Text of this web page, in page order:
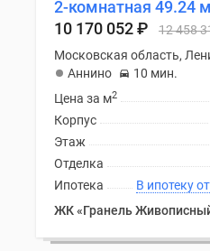
Рассрочка
Траншевая
коттеджи
Коттеджные
поселки
2-комнатная 49.24 м
10 170 052₽ 12 458
Аннино
10 мин.
Цена за м2
Корпус
Этаж
Отделка
Ипотека
ЖК «Гранель